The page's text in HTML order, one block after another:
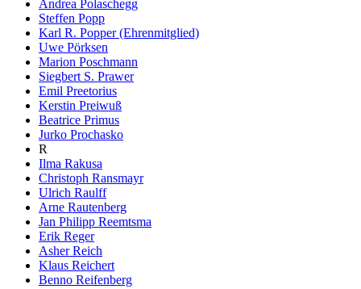
Andrea Polaschegg
Steffen Popp
Karl R. Popper (Ehrenmitglied)
Uwe Pörksen
Marion Poschmann
Siegbert S. Prawer
Emil Preetorius
Kerstin Preiwuß
Beatrice Primus
Jurko Prochasko
R
Ilma Rakusa
Christoph Ransmayr
Ulrich Raulff
Arne Rautenberg
Jan Philipp Reemtsma
Erik Reger
Asher Reich
Klaus Reichert
Benno Reifenberg